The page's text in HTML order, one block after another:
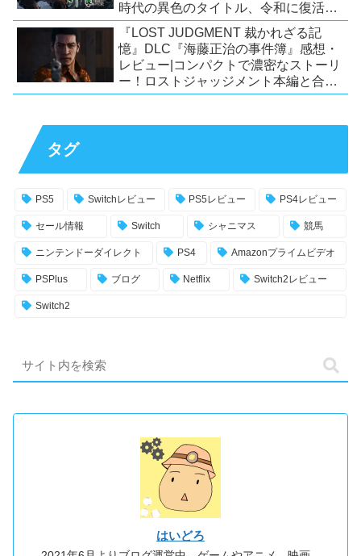
時代の異色のタイトル、令和に復活！
【Switch/PS4/Steam】
『LOST JUDGMENT 裁かれざる記
憶』DLC『海藤正治の事件簿』感想・
レビュー|コンパクトで濃密なストーリ
ー！ロストジャッジメント本編と合わ
せておすすめの満足度の高いDLC！
タグ
PS5 Switchレビュー PS5レビュー PS4レビュー
セール情報 Switch シャニマス 競馬
ニンテンドーダイレクト PS4 Amazonプライムビデオ
PSPlus ブログ Netflix Switch2レビュー
Switch2
はいどろ